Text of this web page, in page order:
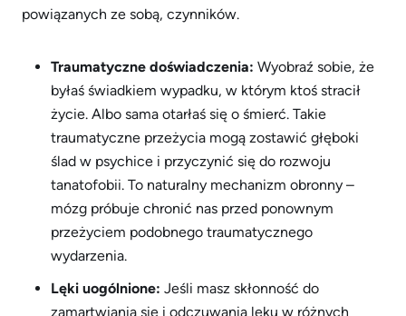
powiązanych ze sobą, czynników.
Traumatyczne doświadczenia: Wyobraź sobie, że
byłaś świadkiem wypadku, w którym ktoś stracił
życie. Albo sama otarłaś się o śmierć. Takie
traumatyczne przeżycia mogą zostawić głęboki
ślad w psychice i przyczynić się do rozwoju
tanatofobii. To naturalny mechanizm obronny –
mózg próbuje chronić nas przed ponownym
przeżyciem podobnego traumatycznego
wydarzenia.
Lęki uogólnione: Jeśli masz skłonność do
zamartwiania się i odczuwania lęku w różnych